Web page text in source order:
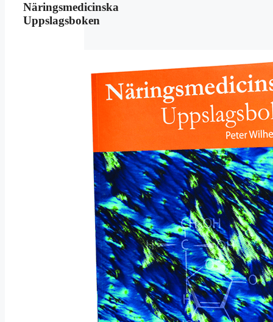
Näringsmedicinska
Uppslagsboken